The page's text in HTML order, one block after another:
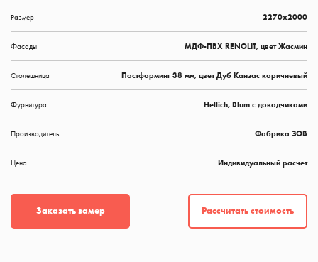
Размер 2270х2000
Фасады МДФ-ПВХ RENOLIT, цвет Жасмин
Столешница Постформинг 38 мм, цвет Дуб Канзас коричневый
Фурнитура Hettich, Blum с доводчиками
Производитель Фабрика ЗОВ
Цена Индивидуальный расчет
Заказать замер Рассчитать стоимость